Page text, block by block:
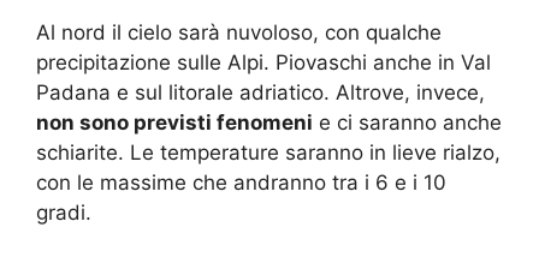
Al nord il cielo sarà nuvoloso, con qualche
precipitazione sulle Alpi. Piovaschi anche in Val
Padana e sul litorale adriatico. Altrove, invece,
non sono previsti fenomeni e ci saranno anche
schiarite. Le temperature saranno in lieve rialzo,
con le massime che andranno tra i 6 e i 10
gradi.